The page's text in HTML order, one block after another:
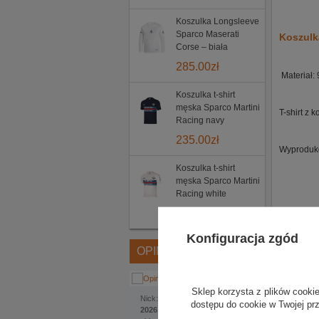
Koszulka Longsleeve
Sparco Maserati
Corse – biała
285.00zł
Koszulka t-shirt
męska Sparco Martini
Racing navy
235.00zł
Koszulka t-shirt
męska Sparco Martini
Racing white
OPINIE
Nick: , dodano:
1 czerwca
2026 | 22:22
T-shirt z
Konfiguracja zgód
Sklep korzysta z plików
dostępu do cookie w Twojej